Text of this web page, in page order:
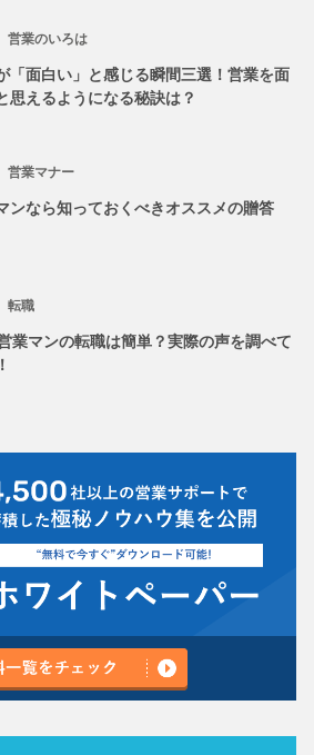
営業のいろは
「面白い」と感じる瞬間三選！営業を面
思えるようになる秘訣は？
営業マナー
ンなら知っておくべきオススメの贈答
転職
業マンの転職は簡単？実際の声を調べて